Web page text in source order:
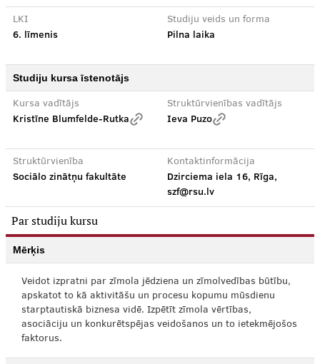
LKI
6. līmenis
Studiju veids un forma
Pilna laika
Studiju kursa īstenotājs
Kursa vadītājs
Kristīne Blumfelde-Rutka
Struktūrvienības vadītājs
Ieva Puzo
Struktūrvienība
Sociālo zinātņu fakultāte
Kontaktinformācija
Dzirciema iela 16, Rīga,
szf@rsu.lv
Par studiju kursu
Mērķis
Veidot izpratni par zīmola jēdziena un zīmolvedības būtību,
apskatot to kā aktivitāšu un procesu kopumu mūsdienu
starptautiskā biznesa vidē. Izpētīt zīmola vērtības,
asociāciju un konkurētspējas veidošanos un to ietekmējošos
faktorus.